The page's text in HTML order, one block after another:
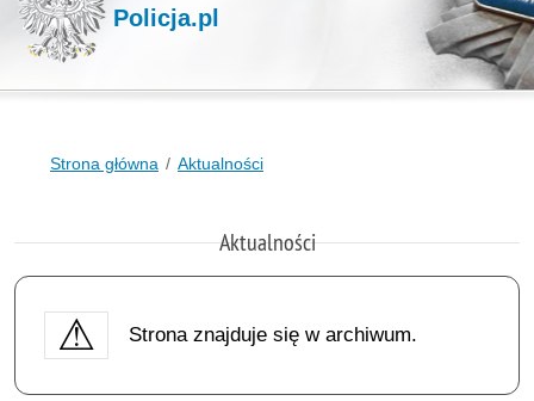
Policja.pl
Strona główna Aktualności
Aktualności
Strona znajduje się w archiwum.